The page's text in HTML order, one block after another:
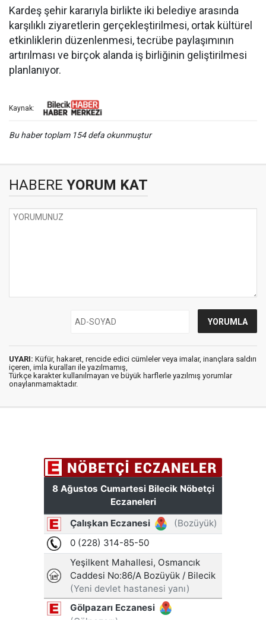
Kardeş şehir kararıyla birlikte iki belediye arasında
karşılıklı ziyaretlerin gerçekleştirilmesi, ortak kültürel
etkinliklerin düzenlenmesi, tecrübe paylaşımının
artırılması ve birçok alanda iş birliğinin geliştirilmesi
planlanıyor.
Kaynak:
Bu haber toplam 154 defa okunmuştur
HABERE YORUM KAT
UYARI: Küfür, hakaret, rencide edici cümleler veya imalar, inançlara saldırı
içeren, imla kuralları ile yazılmamış,
Türkçe karakter kullanılmayan ve büyük harflerle yazılmış yorumlar
onaylanmamaktadır.